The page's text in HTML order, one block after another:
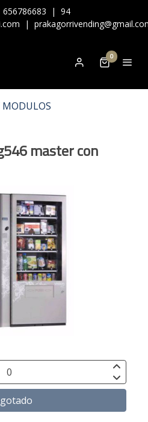
656786683 | 94
|
0
MODULOS
master con